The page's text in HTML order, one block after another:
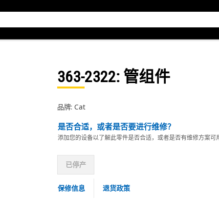
363-2322: 管组件
品牌: Cat
是否合适，或者是否要进行维修？
添加您的设备以了解此零件是否合适，或者是否有维修方案可
已停产
保修信息 退货政策